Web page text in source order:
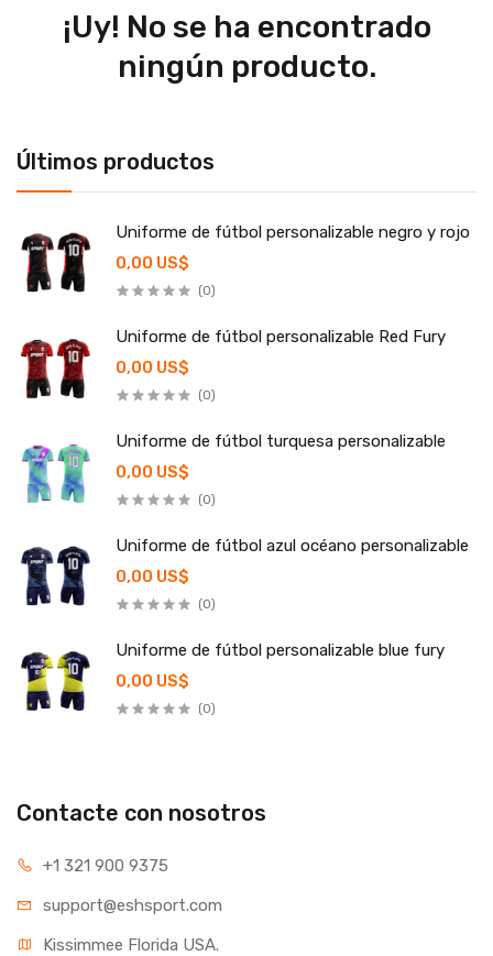
Últimos productos
Uniforme de fútbol personalizable negro y rojo
0,00 US$
(0)
Uniforme de fútbol personalizable Red Fury
0,00 US$
(0)
Uniforme de fútbol turquesa personalizable
0,00 US$
(0)
Uniforme de fútbol azul océano personalizable
0,00 US$
(0)
Uniforme de fútbol personalizable blue fury
0,00 US$
(0)
¡Uy! No se ha encontrado
ningún producto.
Contacte con nosotros
+1 321 900 9375
support@eshsport.com
Kissimmee Florida USA.